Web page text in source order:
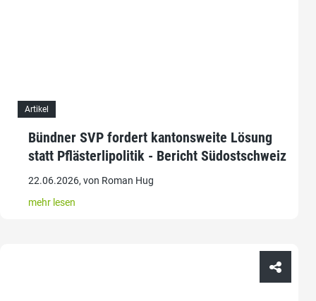
Artikel
Bündner SVP fordert kantonsweite Lösung
statt Pflästerlipolitik - Bericht Südostschweiz
22.06.2026, von Roman Hug
mehr lesen